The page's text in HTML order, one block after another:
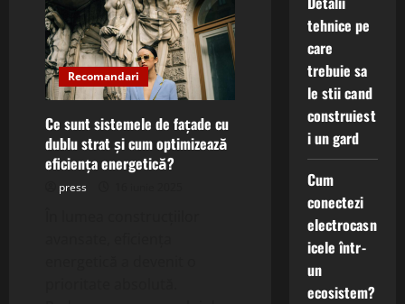
din
beton
slefuit
și
cum
contribuie
la
un
industrial
modern?
Recomandari
Ce sunt sistemele de fațade cu
dublu strat și cum optimizează
eficiența energetică?
press
tehnice pe
care
trebuie sa
le stii cand
construiest
i un gard
Cum
conectezi
electrocasn
icele într-
un
ecosistem?